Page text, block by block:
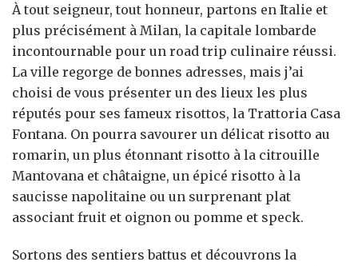
À tout seigneur, tout honneur, partons en Italie et
plus précisément à Milan, la capitale lombarde
incontournable pour un road trip culinaire réussi.
La ville regorge de bonnes adresses, mais j’ai
choisi de vous présenter un des lieux les plus
réputés pour ses fameux risottos, la Trattoria Casa
Fontana. On pourra savourer un délicat risotto au
romarin, un plus étonnant risotto à la citrouille
Mantovana et châtaigne, un épicé risotto à la
saucisse napolitaine ou un surprenant plat
associant fruit et oignon ou pomme et speck.
Sortons des sentiers battus et découvrons la